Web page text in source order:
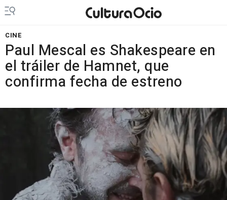
CINE
Paul Mescal es Shakespeare en
el tráiler de Hamnet, que
confirma fecha de estreno